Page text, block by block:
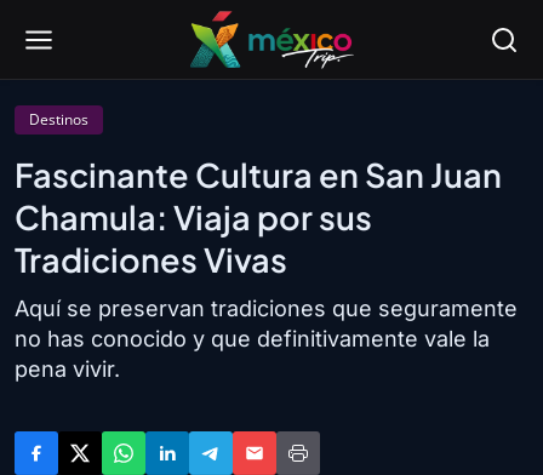
Destinos
Fascinante Cultura en San Juan
Chamula: Viaja por sus
Tradiciones Vivas
Aquí se preservan tradiciones que seguramente
no has conocido y que definitivamente vale la
pena vivir.